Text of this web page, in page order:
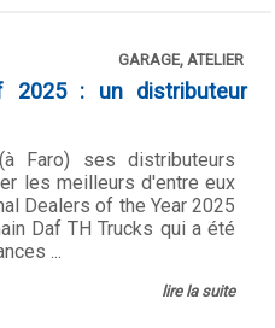
GARAGE, ATELIER
2025 : un distributeur
Faro) ses distributeurs
les meilleurs d'entre eux
Dealers of the Year 2025
Daf TH Trucks qui a été
...
lire la suite